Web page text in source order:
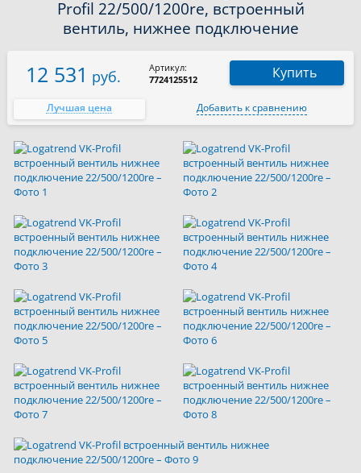
Profil 22/500/1200re, встроенный
вентиль, нижнее подключение
12 531 руб.
Артикул:
7724125512
Купить
Лучшая цена Добавить к сравнению